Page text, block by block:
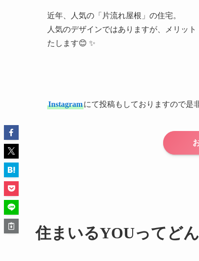
近年、人気の「片流れ屋根」の住宅。
人気のデザインではありますが、メリッ
たします😊 ✨
Instagramにて投稿もしておりますので是
住まいるYOUってど